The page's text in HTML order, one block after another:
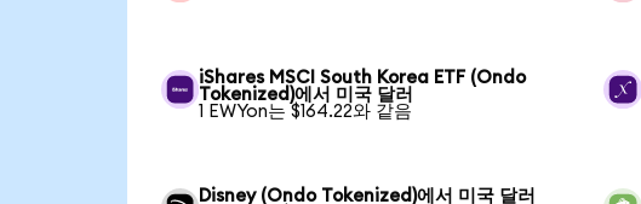
iShares MSCI South Korea ETF (Ondo
Tokenized)에서 미국 달러
1 EWYon는 $164.22와 같음
Disney (Ondo Tokenized)에서 미국 달러